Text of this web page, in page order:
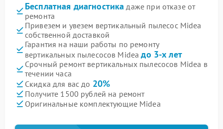
Бесплатная диагностика даже при отказе от
ремонта
Привезем и увезем вертикальный пылесос Midea
собственной доставкой
Гарантия на наши работы по ремонту
вертикальных пылесосов Mideaдо 3-х лет
Срочный ремонт вертикальных пылесосов Midea в
течении часа
Скидка для вас до 20%
Получите 1500 рублей на ремонт
Оригинальные комплектующие Midea